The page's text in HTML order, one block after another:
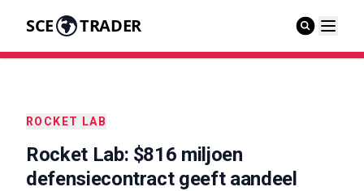
SCE TRADER
ROCKET LAB
Rocket Lab: $816 miljoen
defensiecontract geeft aandeel